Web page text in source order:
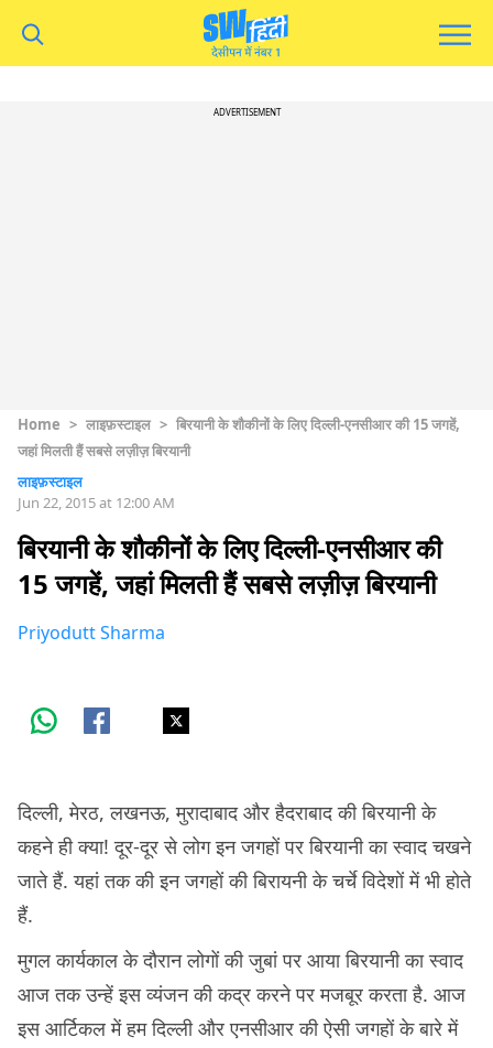
ADVERTISEMENT
Home > लाइफ़स्टाइल > बिरयानी के शौकीनों के लिए दिल्ली-एनसीआर की 15 जगहें,
जहां मिलती हैं सबसे लज़ीज़ बिरयानी
लाइफ़स्टाइल
Jun 22, 2015 at 12:00 AM
बिरयानी के शौकीनों के लिए दिल्ली-एनसीआर की
15 जगहें, जहां मिलती हैं सबसे लज़ीज़ बिरयानी
Priyodutt Sharma
दिल्ली, मेरठ, लखनऊ, मुरादाबाद और हैदराबाद की बिरयानी के
कहने ही क्या! दूर-दूर से लोग इन जगहों पर बिरयानी का स्वाद चखने
जाते हैं. यहां तक की इन जगहों की बिरायनी के चर्चे विदेशों में भी होते
हैं.
मुगल कार्यकाल के दौरान लोगों की जुबां पर आया बिरयानी का स्वाद
आज तक उन्हें इस व्यंजन की कद्र करने पर मजबूर करता है. आज
इस आर्टिकल में हम दिल्ली और एनसीआर की ऐसी जगहों के बारे में